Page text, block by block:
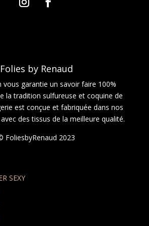
Folies by Renaud
garantie un savoir faire 100%
la tradition sulfureuse et coquine de
est conçue et fabriquée dans nos
des tissus de la meilleure qualité.
FoliesbyRenaud 2023
SEXY